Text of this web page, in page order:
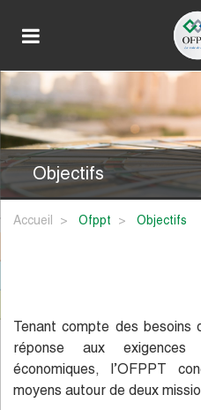
Objectifs
Accueil ofppt objectifs
Tenant compte des besoins
réponse aux
économiques, l’OFPPT
moyens autour de deux